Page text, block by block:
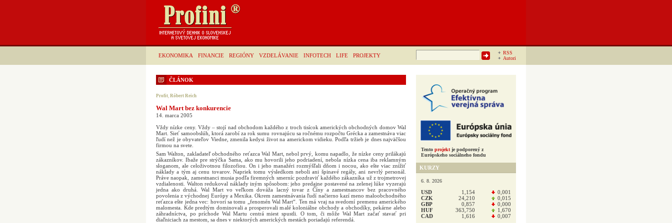
EKONOMIKA FINANCIE REGIÓNY VZDELÁVANIE INFOTECH LIFE PROJEKTY
RSS
Autori
Hľadať:
ČLÁNOK
Profit, Róbert Reich
Wal Mart bez konkurencie
14. marca 2005
Vždy nízke ceny. Vždy – stojí nad obchodom každého z troch tisícok amerických obchodných domov Wal
Mart. Sieť samoobslúh, ktorá zarobí za rok sumu rovnajúcu sa ročnému rozpočtu Grécka a zamestnáva viac
ľudí než je obyvateľov Viedne, zmenila kedysi život na americkom vidieku. Podľa tržieb je dnes najväčšou
firmou na svete.
Sam Walton, zakladateľ obchodného reťazca Wal Mart, nebol prvý, komu napadlo, že nízke ceny prilákajú
zákazníkov. Ibaže pre strýčka Sama, ako mu hovorili jeho podriadení, nebola nízka cena iba reklamným
sloganom, ale celoživotnou filozofiou. On i jeho manažéri rozmýšľali dňom i nocou, ako ešte viac znížiť
náklady a tým aj cenu tovarov. Napriek tomu výsledkom neboli ani špinavé regály, ani nevrlý personál.
Práve naopak, zamestnanci musia podľa firemných smerníc pozdraviť každého zákazníka už z trojmetrovej
vzdialenosti. Walton redukoval náklady iným spôsobom: jeho predajne postavené na zelenej lúke vyzerajú
jedna ako druhá. Wal Mart vo veľkom dováža lacný tovar z Číny a zamestnancov bez pracovného
povolenia z východnej Európy a Mexika. Okrem zamestnávania ľudí načierno kazí meno maloobchodného
reťazca ešte jedna vec: hovorí sa tomu „fenomén Wal Mart“. Ten má vraj na svedomí premenu amerického
malomesta. Kde predtým dominovali a prosperovali malé koloniálne obchody a obchodíky, pekárne alebo
záhradníctva, po príchode Wal Martu centrá miest spustli. O tom, či môže Wal Mart začať stavať pri
diaľniciach za mestom, sa dnes v niektorých amerických mestách poriadajú referendá.
Tento projekt je podporený z
Európskeho sociálneho fondu
KURZY
6. 8. 2026
USD 1,154
0,001
CZK
24,210
0,015
GBP
0,857
0,000
HUF
363,750
1,670
CAD
1,616 0,007